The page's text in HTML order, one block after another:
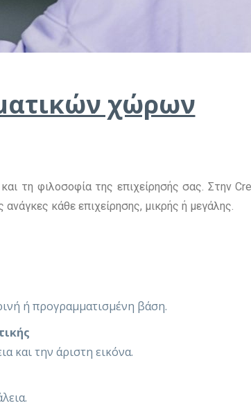
χώρων
τη φιλοσοφία της επιχείρησής σας. Στην
κάθε επιχείρησης, μικρής ή μεγάλης.
ή προγραμματισμένη βάση.
και την άριστη εικόνα.